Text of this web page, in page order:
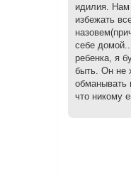
идилия. Нам
избежать
себе
ребенка, я
быть. Он не
что никому